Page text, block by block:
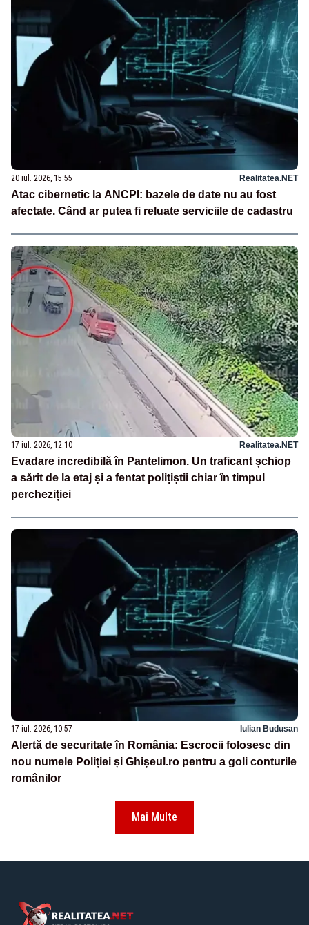
20 iul. 2026, 15:55 Realitatea.NET
Atac cibernetic la ANCPI: bazele de date nu au fost
afectate. Când ar putea fi reluate serviciile de cadastru
17 iul. 2026, 12:10 Realitatea.NET
Evadare incredibilă în Pantelimon. Un traficant șchiop
a sărit de la etaj și a fentat polițiștii chiar în timpul
percheziției
17 iul. 2026, 10:57 Iulian Budusan
Alertă de securitate în România: Escrocii folosesc din
nou numele Poliției și Ghișeul.ro pentru a goli conturile
românilor
Mai Multe